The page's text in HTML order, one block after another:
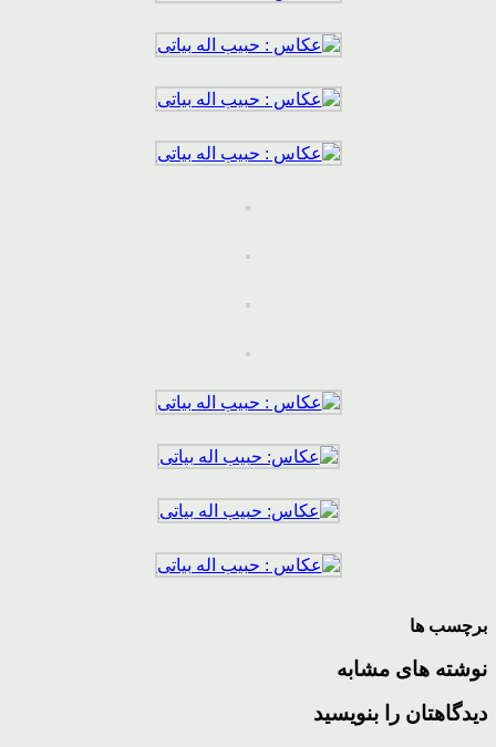
برچسب ها
نوشته های مشابه
دیدگاهتان را بنویسید